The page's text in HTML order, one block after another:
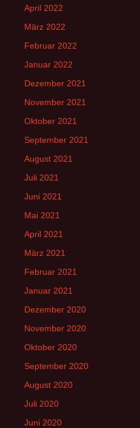
April 2022
März 2022
Februar 2022
Januar 2022
Dezember 2021
November 2021
Oktober 2021
September 2021
August 2021
Juli 2021
Juni 2021
Mai 2021
April 2021
März 2021
Februar 2021
Januar 2021
Dezember 2020
November 2020
Oktober 2020
September 2020
August 2020
Juli 2020
Juni 2020